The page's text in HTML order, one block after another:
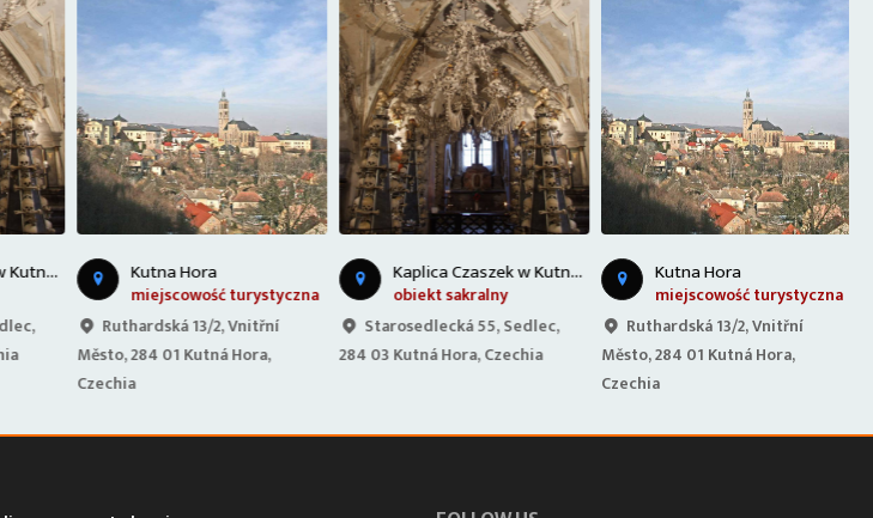
K
aplica Czaszek w Kutnej Horze Kutna Hora
miejscowość turystyczna
Ruthardská 13/2, Vnitřní
Město, 284 01 Kutná Hora,
Czechia
K
aplica Czaszek w Kutnej Horze
obiekt sakralny
Starosedlecká 55, Sedlec,
284 03 Kutná Hora, Czechia
Kutna Hora
miejscowość turystyczna
Ruthardská 13/2, Vnitřní
Město, 284 01 Kutná Hora,
Czechia